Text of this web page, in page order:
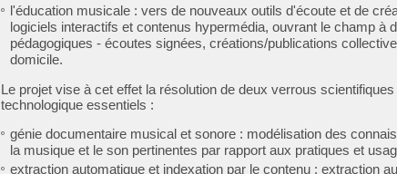
l'éducation musicale : vers de nouveaux outils d'écoute et de
logiciels interactifs et contenus hypermédia, ouvrant le champ à
pédagogiques - écoutes signées, créations/publications
domicile.
Le projet vise à cet effet la résolution de deux verrous
technologique essentiels :
génie documentaire musical et sonore : modélisation des
la musique et le son pertinentes par rapport aux pratiques et
extraction automatique et indexation par le contenu : extraction